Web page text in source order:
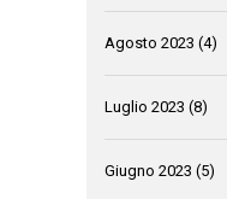
Agosto 2023 (4)
Luglio 2023 (8)
Giugno 2023 (5)